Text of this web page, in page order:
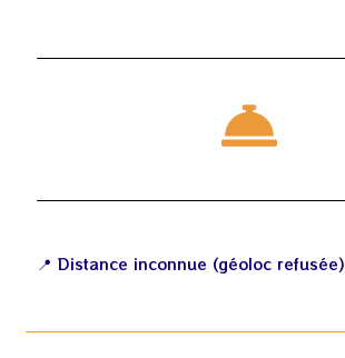
📍 Distance inconnue (géoloc refusée)